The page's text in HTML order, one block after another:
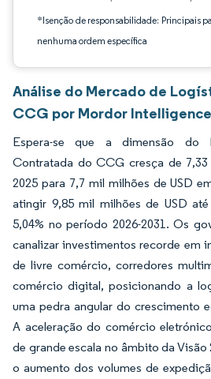
*Isenção de responsabilidade: Principais
nenhuma ordem específica
Análise do Mercado de
CCG por Mordor Intelligence
Espera-se que a dimensão do
Contratada do CCG cresça de
2025 para 7,7 mil milhões de USD
atingir 9,85 mil milhões de USD
5,04% no período 2026-2031. Os
canalizar investimentos recorde em
de livre comércio, corredores
comércio digital, posicionando a
uma pedra angular do crescimento
A aceleração do comércio
de grande escala no âmbito da Visão
o aumento dos volumes de